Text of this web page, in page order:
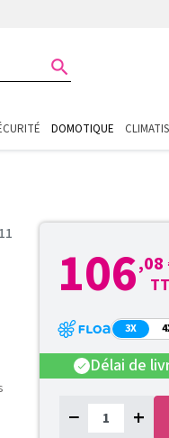

DOMOTIQUE
106,08
3X
check Délai de
− +